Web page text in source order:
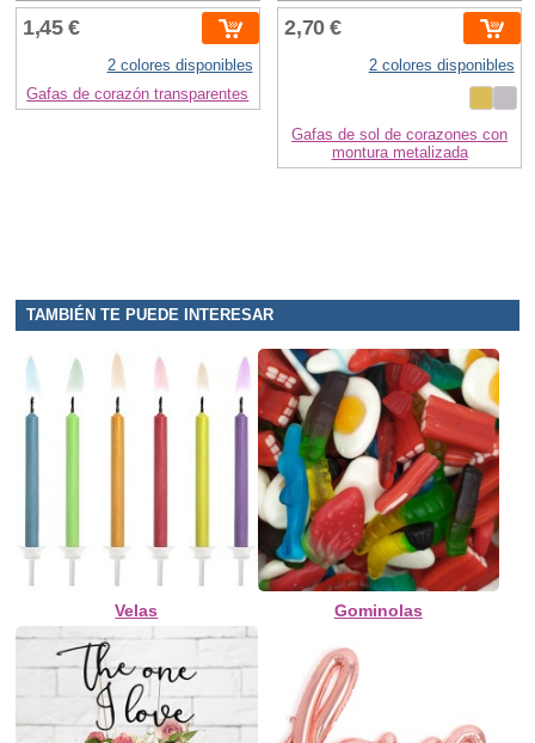
1,45 €
2 colores disponibles
Gafas de corazón transparentes
2,70 €
2 colores disponibles
Gafas de sol de corazones con
montura metalizada
TAMBIÉN TE PUEDE INTERESAR
Velas Gominolas